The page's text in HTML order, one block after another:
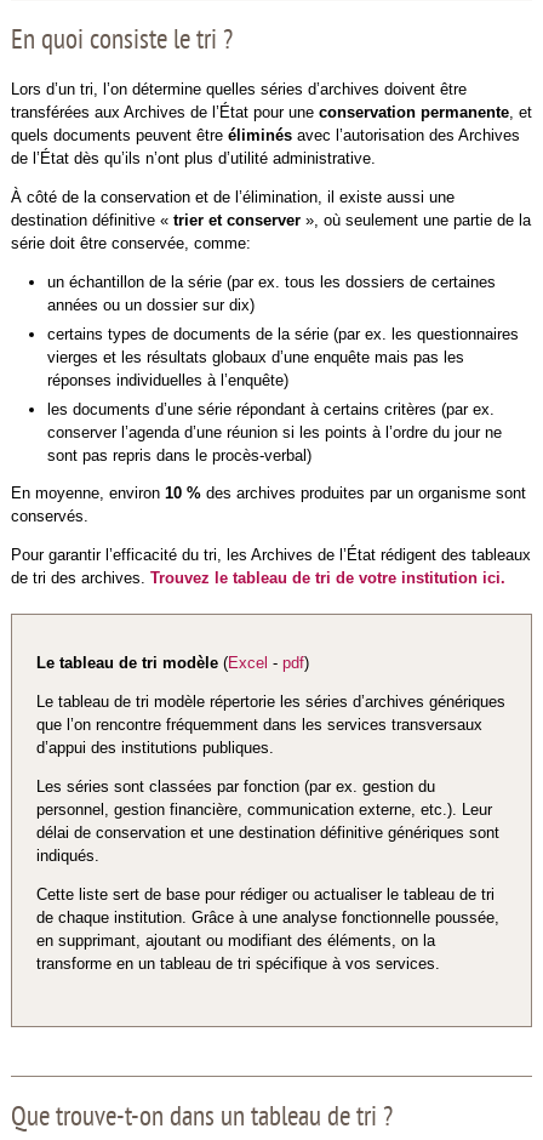
En quoi consiste le tri ?
Lors d’un tri, l’on détermine quelles séries d’archives doivent être
transférées aux Archives de l’État pour une conservation permanente, et
quels documents peuvent être éliminésavec l’autorisation des Archives
de l’État dès qu’ils n’ont plus d’utilité administrative.
À côté de la conservation et de l’élimination, il existe aussi une
destination définitive « trier et conserver», où seulement une partie de la
série doit être conservée, comme:
un échantillon de la série (par ex. tous les dossiers de certaines
années ou un dossier sur dix)
certains types de documents de la série (par ex. les questionnaires
vierges et les résultats globaux d’une enquête mais pas les
réponses individuelles à l’enquête)
les documents d’une série répondant à certains critères (par ex.
conserver l’agenda d’une réunion si les points à l’ordre du jour ne
sont pas repris dans le procès-verbal)
En moyenne, environ 10 % des archives produites par un organisme sont
conservés.
Pour garantir l’efficacité du tri, les Archives de l’État rédigent des tableaux
de tri des archives. Trouvez le tableau de tri de votre institution ici.
Le tableau de tri modèle (Excel - pdf)
Le tableau de tri modèle répertorie les séries d’archives génériques
que l’on rencontre fréquemment dans les services transversaux
d’appui des institutions publiques.
Les séries sont classées par fonction (par ex. gestion du
personnel, gestion financière, communication externe, etc.). Leur
délai de conservation et une destination définitive génériques sont
indiqués.
Cette liste sert de base pour rédiger ou actualiser le tableau de tri
de chaque institution. Grâce à une analyse fonctionnelle poussée,
en supprimant, ajoutant ou modifiant des éléments, on la
transforme en un tableau de tri spécifique à vos services.
Que trouve-t-on dans un tableau de tri ?